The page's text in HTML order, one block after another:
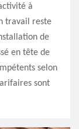
à
travail reste
de
en tête de
selon
sont